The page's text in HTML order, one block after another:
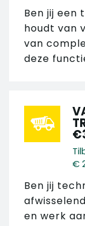
Ben jij een
houdt van
van
deze
€
Ben jij
en werk